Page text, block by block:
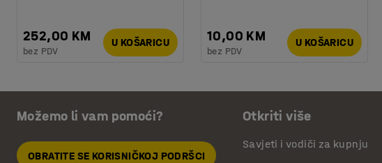
252,00 KM
bez PDV
U KOŠARICU 10,00 KM
bez PDV
U KOŠARICU
Možemo li vam pomoći?
OBRATITE SE KORISNIČKOJ PODRŠCI
Otkriti više
Savjeti i vodiči za kupnju